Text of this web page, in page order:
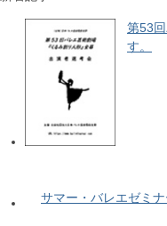
第53
す。
サマー・バレエゼミ